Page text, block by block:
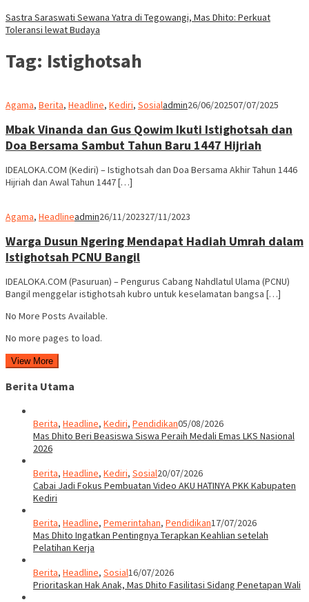
Sastra Saraswati Sewana Yatra di Tegowangi, Mas Dhito: Perkuat
Toleransi lewat Budaya
Tag: Istighotsah
Agama, Berita, Headline, Kediri, Sosialadmin26/06/202507/07/2025
Mbak Vinanda dan Gus Qowim Ikuti Istighotsah dan
Doa Bersama Sambut Tahun Baru 1447 Hijriah
IDEALOKA.COM (Kediri) – Istighotsah dan Doa Bersama Akhir Tahun 1446
Hijriah dan Awal Tahun 1447 […]
Agama, Headlineadmin26/11/202327/11/2023
Warga Dusun Ngering Mendapat Hadiah Umrah dalam
Istighotsah PCNU Bangil
IDEALOKA.COM (Pasuruan) – Pengurus Cabang Nahdlatul Ulama (PCNU)
Bangil menggelar istighotsah kubro untuk keselamatan bangsa […]
No More Posts Available.
No more pages to load.
View More
Berita Utama
Berita, Headline, Kediri, Pendidikan05/08/2026
Mas Dhito Beri Beasiswa Siswa Peraih Medali Emas LKS Nasional
2026
Berita, Headline, Kediri, Sosial20/07/2026
Cabai Jadi Fokus Pembuatan Video AKU HATINYA PKK Kabupaten
Kediri
Berita, Headline, Pemerintahan, Pendidikan17/07/2026
Mas Dhito Ingatkan Pentingnya Terapkan Keahlian setelah
Pelatihan Kerja
Berita, Headline, Sosial16/07/2026
Prioritaskan Hak Anak, Mas Dhito Fasilitasi Sidang Penetapan Wali